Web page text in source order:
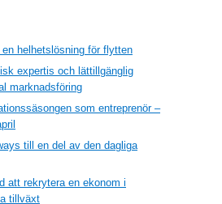
helhetslösning för flytten
expertis och lättillgänglig
marknadsföring
som entreprenör –
till en del av den dagliga
att rekrytera en ekonom i
tillväxt